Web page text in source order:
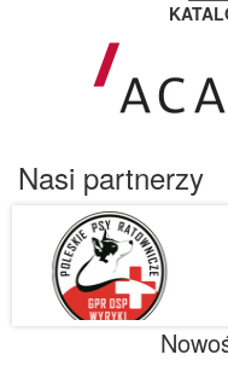
Nasi partnerzy